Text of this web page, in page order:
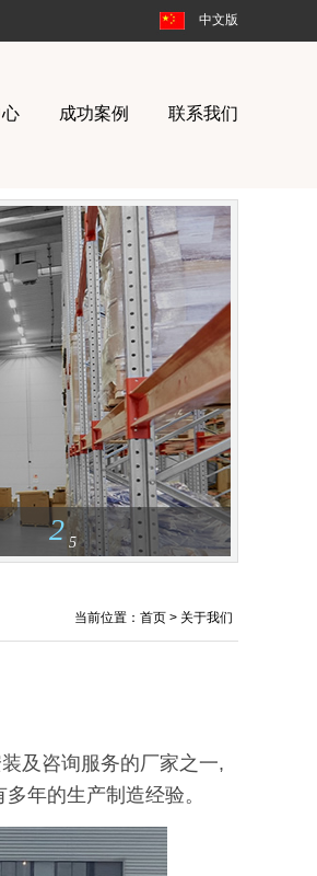
中文版
成功案例 联系我们
当前位置：首页 > 关于我们
及咨询服务的厂家之一,
年的生产制造经验。